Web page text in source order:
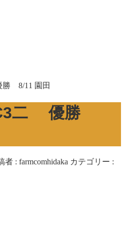
8/11 園田
二 優勝
者 : farmcomhidaka カテゴリー :